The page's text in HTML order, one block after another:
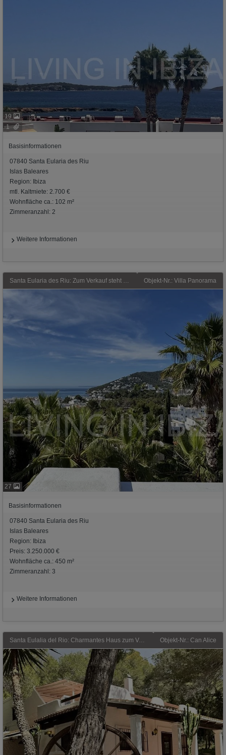
1
19
Basisinformationen
07840 Santa Eularia des Riu
Islas Baleares
Region: Ibiza
mtl. Kaltmiete: 2.700 €
Wohnfläche ca.: 102 m²
Zimmeranzahl: 2
Weitere Informationen
Santa Eularia des Riu: Zum Verkauf steht diese elegante Villa in privilegierter Höhenlage, die einige der begehrtesten Eigenschaften Ibizas vereint: absolute Ruhe, freie Mee Objekt-Nr.: Villa Panorama
27
Basisinformationen
07840 Santa Eularia des Riu
Islas Baleares
Region: Ibiza
Preis: 3.250.000 €
Wohnfläche ca.: 450 m²
Zimmeranzahl: 3
Weitere Informationen
Santa Eulalia del Rio: Charmantes Haus zum Verkauf mit privatem Pool und großem Grundstück in Santa Eulària, Ibiza. Objekt-Nr.: Can Alice